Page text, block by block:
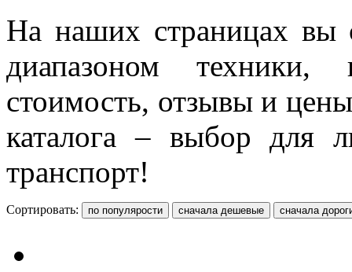
На наших страницах вы
диапазоном техники,
стоимость, отзывы и
каталога – выбор для
транспорт!
Сортировать: